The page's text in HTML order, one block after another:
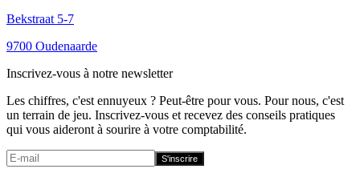
Bekstraat 5-7
9700 Oudenaarde
Inscrivez-vous à notre newsletter
Les chiffres, c'est ennuyeux ? Peut-être pour vous. Pour nous, c'est
un terrain de jeu. Inscrivez-vous et recevez des conseils pratiques
qui vous aideront à sourire à votre comptabilité.
S'inscrire